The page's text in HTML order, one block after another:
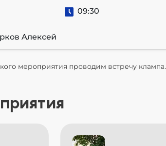
09:30
Алексей
мероприятия проводим встречу клампа.